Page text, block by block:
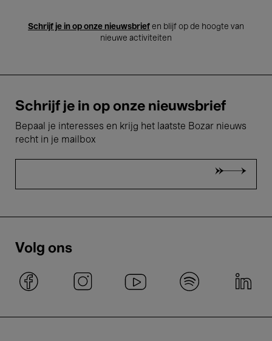
Schrijf je in op onze nieuwsbrief en blijf op de hoogte van
nieuwe activiteiten
Schrijf je in op onze nieuwsbrief
Bepaal je interesses en krijg het laatste Bozar nieuws
recht in je mailbox
Volg ons